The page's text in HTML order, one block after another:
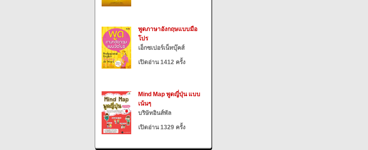
พูดภาษาอังกฤษแบบมือ
โปร
เอ็กซเปอร์เน็ทบุ๊คส์
เปิดอ่าน 1412 ครั้ง
Mind Map พูดญี่ปุ่น แบบ
เน้นๆ
บริษัทอินส์พัล
เปิดอ่าน 1329 ครั้ง